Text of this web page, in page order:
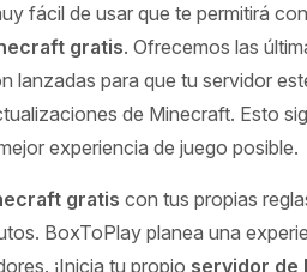
fácil de usar que te permitirá
gratis. Ofrecemos las
lanzadas para que tu servidor
de Minecraft. Esto
experiencia de juego posible.
gratis con tus propias
BoxToPlay planea una
¡Inicia tu propio servidor de